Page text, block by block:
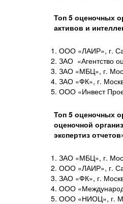
Топ 5 оценочных
активов и
ООО «ЛАИР», г.
ЗАО «Агентство
ЗАО «МБЦ», г.
ЗАО «ФК», г.
ООО «Инвест
Топ 5 оценочных
оценочной
экспертиз
ЗАО «МБЦ», г.
ООО «ЛАИР», г.
ЗАО «ФК», г.
ООО
ООО «НИОЦ», г.